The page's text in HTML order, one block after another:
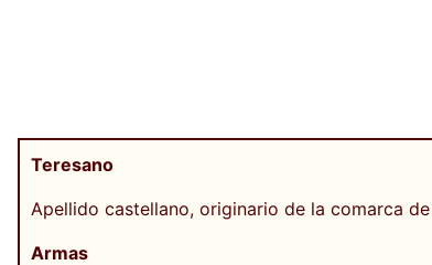
Teresano
Apellido castellano, originario de la comarca
Armas